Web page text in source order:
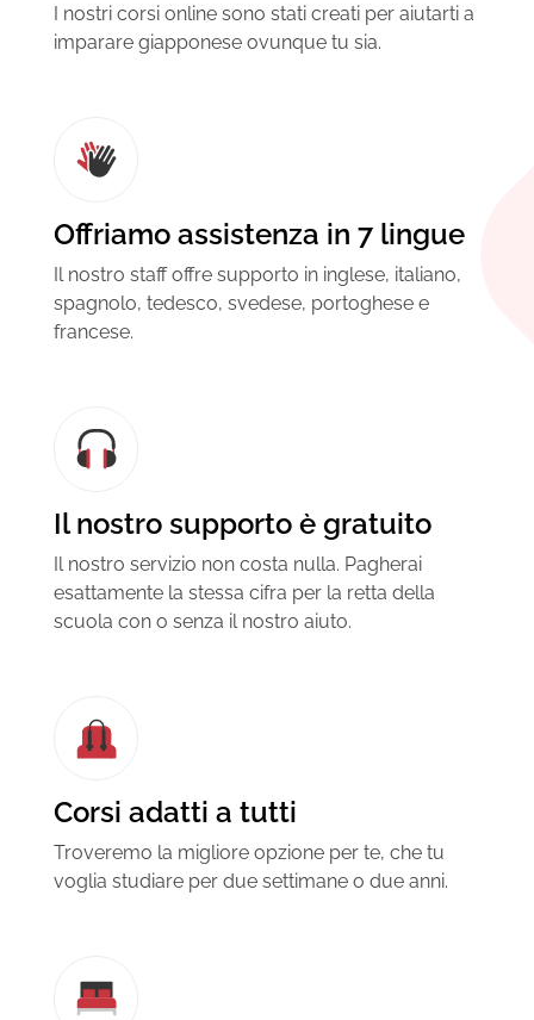
I nostri corsi online sono stati creati per aiutarti a
imparare giapponese ovunque tu sia.
Offriamo assistenza in 7 lingue
Il nostro staff offre supporto in inglese, italiano,
spagnolo, tedesco, svedese, portoghese e
francese.
Il nostro supporto è gratuito
Il nostro servizio non costa nulla. Pagherai
esattamente la stessa cifra per la retta della
scuola con o senza il nostro aiuto.
Corsi adatti a tutti
Troveremo la migliore opzione per te, che tu
voglia studiare per due settimane o due anni.